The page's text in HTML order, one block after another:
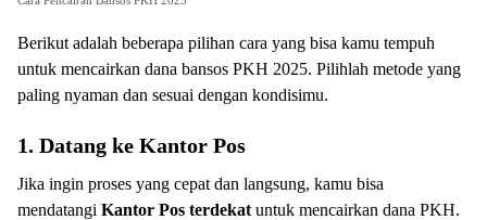
Berikut adalah beberapa pilihan cara yang bisa kamu tempuh
untuk mencairkan dana bansos PKH 2025. Pilihlah metode yang
paling nyaman dan sesuai dengan kondisimu.
1. Datang ke Kantor Pos
Jika ingin proses yang cepat dan langsung, kamu bisa
mendatangi Kantor Pos terdekat untuk mencairkan dana PKH.